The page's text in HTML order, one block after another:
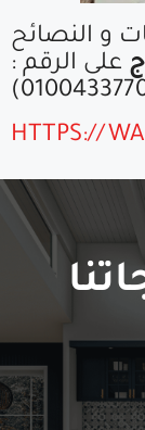
و النصائح
على الرقم :
HTTPS://